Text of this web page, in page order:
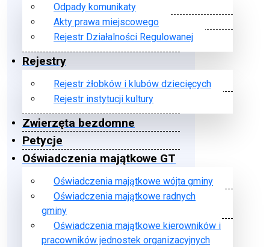
Odpady komunikaty
Akty prawa miejscowego
Rejestr Działalności Regulowanej
Rejestry
Rejestr żłobków i klubów dziecięcych
Rejestr instytucji kultury
Zwierzęta bezdomne
Petycje
Oświadczenia majątkowe GT
Oświadczenia majątkowe wójta gminy
Oświadczenia majątkowe radnych
gminy
Oświadczenia majątkowe kierowników i
pracowników jednostek organizacyjnych